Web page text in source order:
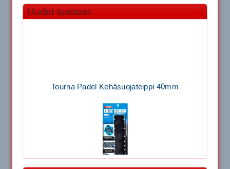
Uudet tuotteet
Tourna Padel Kehäsuojateippi 40mm